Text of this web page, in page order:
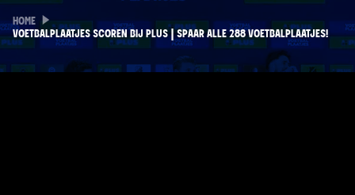
HOME
VOETBALPLAATJES SCOREN BIJ PLUS | SPAAR ALLE 288 VOETBALPLAATJES!